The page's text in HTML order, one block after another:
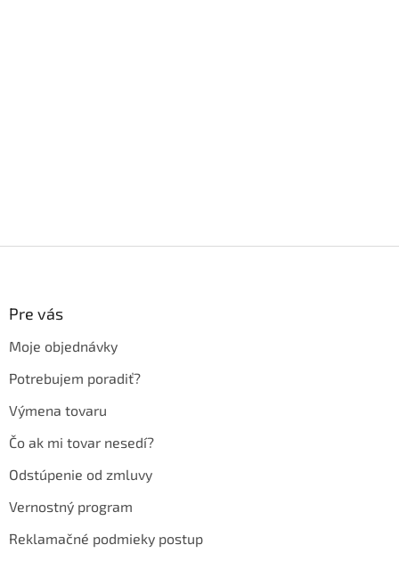
Pre vás
Moje objednávky
Potrebujem poradiť?
Výmena tovaru
Čo ak mi tovar nesedí?
Odstúpenie od zmluvy
Vernostný program
Reklamačné podmieky postup